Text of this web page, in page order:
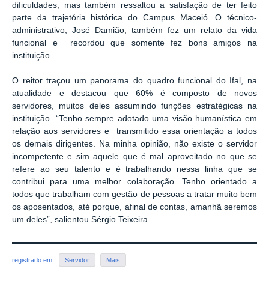
dificuldades, mas também ressaltou a satisfação de ter feito
parte da trajetória histórica do Campus Maceió. O técnico-
administrativo, José Damião, também fez um relato da vida
funcional e recordou que somente fez bons amigos na
instituição.
O reitor traçou um panorama do quadro funcional do Ifal, na
atualidade e destacou que 60% é composto de novos
servidores, muitos deles assumindo funções estratégicas na
instituição. “Tenho sempre adotado uma visão humanística em
relação aos servidores e transmitido essa orientação a todos
os demais dirigentes. Na minha opinião, não existe o servidor
incompetente e sim aquele que é mal aproveitado no que se
refere ao seu talento e é trabalhando nessa linha que se
contribui para uma melhor colaboração. Tenho orientado a
todos que trabalham com gestão de pessoas a tratar muito bem
os aposentados, até porque, afinal de contas, amanhã seremos
um deles”, salientou Sérgio Teixeira.
registrado em: Servidor Mais